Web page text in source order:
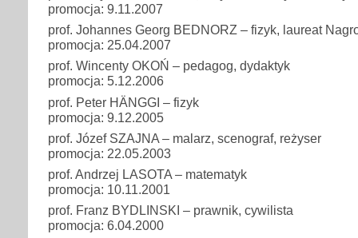
promocja: 9.11.2007
prof. Johannes Georg BEDNORZ – fizyk, laureat
promocja: 25.04.2007
prof. Wincenty OKOŃ – pedagog, dydaktyk
promocja: 5.12.2006
prof. Peter HÄNGGI – fizyk
promocja: 9.12.2005
prof. Józef SZAJNA – malarz, scenograf, reżyser
promocja: 22.05.2003
prof. Andrzej LASOTA – matematyk
promocja: 10.11.2001
prof. Franz BYDLINSKI – prawnik, cywilista
promocja: 6.04.2000